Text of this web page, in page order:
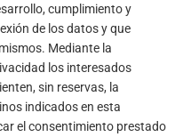
cumplimiento y
de los datos y que
Mediante la
los interesados
sin reservas, la
indicados en esta
el consentimiento prestado